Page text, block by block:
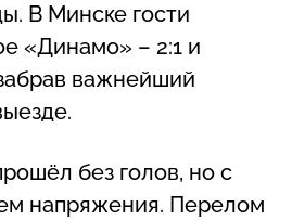
В Минске гости
«Динамо» – 2:1 и
важнейший
без голов, но с
напряжения. Перелом